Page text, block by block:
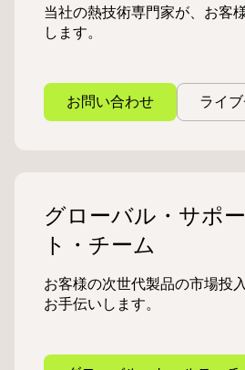
当社の熱技術専門家が、お客
します。
お問い合わせ ライ
グローバル・サポー
ト・チーム
お客様の次世代製品の市場投
お手伝いします。